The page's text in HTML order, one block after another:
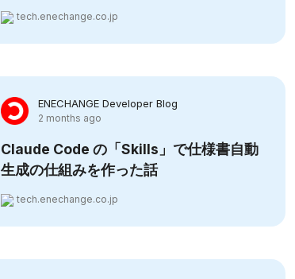
tech.enechange.co.jp
ENECHANGE Developer Blog
2 months ago
Claude Code の「Skills」で仕様書自動
生成の仕組みを作った話
tech.enechange.co.jp